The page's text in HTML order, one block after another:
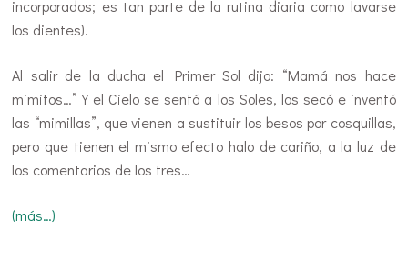
incorporados; es tan parte de la rutina diaria como lavarse
los dientes).
Al salir de la ducha el Primer Sol dijo: “Mamá nos hace
mimitos…” Y el Cielo se sentó a los Soles, los secó e inventó
las “mimillas”, que vienen a sustituir los besos por cosquillas,
pero que tienen el mismo efecto halo de cariño, a la luz de
los comentarios de los tres…
(más…)